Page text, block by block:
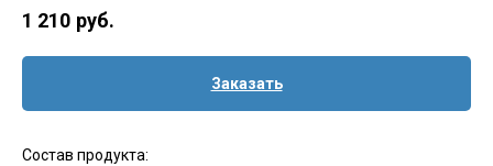
1 210 руб.
Заказать
Состав продукта: